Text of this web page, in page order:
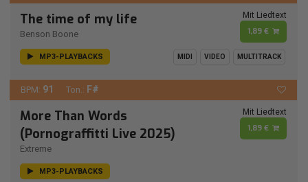
The time of my life
Benson Boone
Mit Liedtext
1,89 €
MP3-PLAYBACKS MIDI VIDEO MULTITRACK
BPM: 91 Ton.: F#
More Than Words
(Pornograffitti Live 2025)
Extreme
Mit Liedtext
1,89 €
MP3-PLAYBACKS